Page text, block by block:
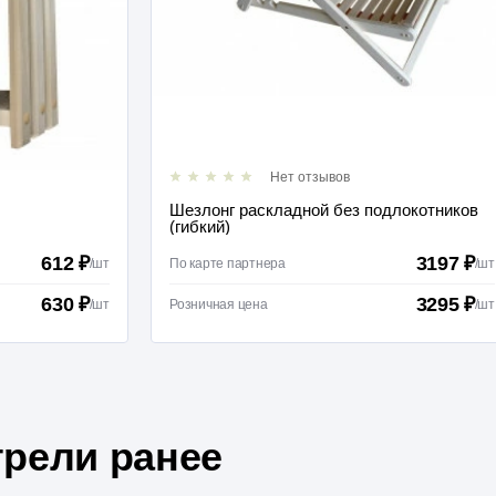
612 ₽/шт
630 ₽/шт
Нет отзывов
Шезлонг раскладной без подлокотников
(гибкий)
По карте партнера 3197 ₽/шт
Розничная цена 3295 ₽/шт
ранее